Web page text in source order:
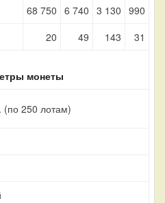
68 750 6 740 3 130 990
20 49 143 31
монеты
(по 250 лотам)